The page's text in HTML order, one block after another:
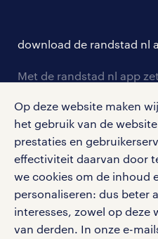
Op deze website maken
het gebruik van de
prestaties en
effectiviteit daarvan door
we cookies om de inhoud
personaliseren: dus beter
interesses, zowel op deze
van derden. In onze e-
tarieven
personeel gezocht
aanmelden nieuwsbrief
solliciteren
salarischecker
bruto-netto calculator
onze vestigingen
pers
klachten en misstanden
download de randstad nl
Met de randstad nl app
en ontvang berichten
Eenvoudig, snel en overal.
apple app store
google play store